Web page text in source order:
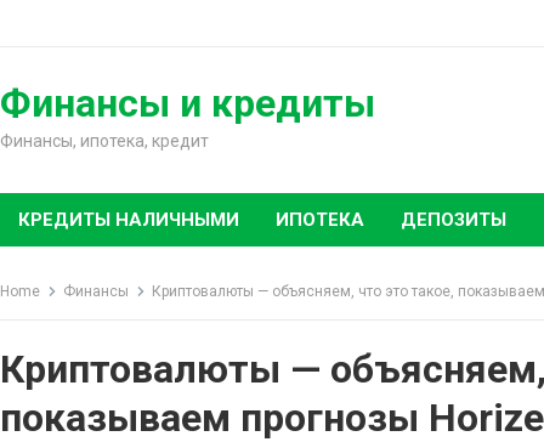
Финансы и кредиты
Финансы, ипотека, кредит
КРЕДИТЫ НАЛИЧНЫМИ ИПОТЕКА ДЕПОЗИТЫ
Home Финансы Криптовалюты — объясняем, что это такое,
Криптовалюты — объясняем,
показываем прогнозы